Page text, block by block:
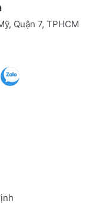
Quận 7, TPHCM